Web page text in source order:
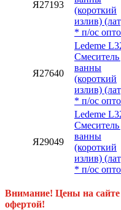
Я27193
(короткий
излив)
* п/ос
Я27640
Ledeme
Смеситель
ванны
(короткий
излив)
* п/ос
Я29049
Ledeme
Смеситель
ванны
(короткий
излив)
* п/ос
Внимание! Цены на
офертой!